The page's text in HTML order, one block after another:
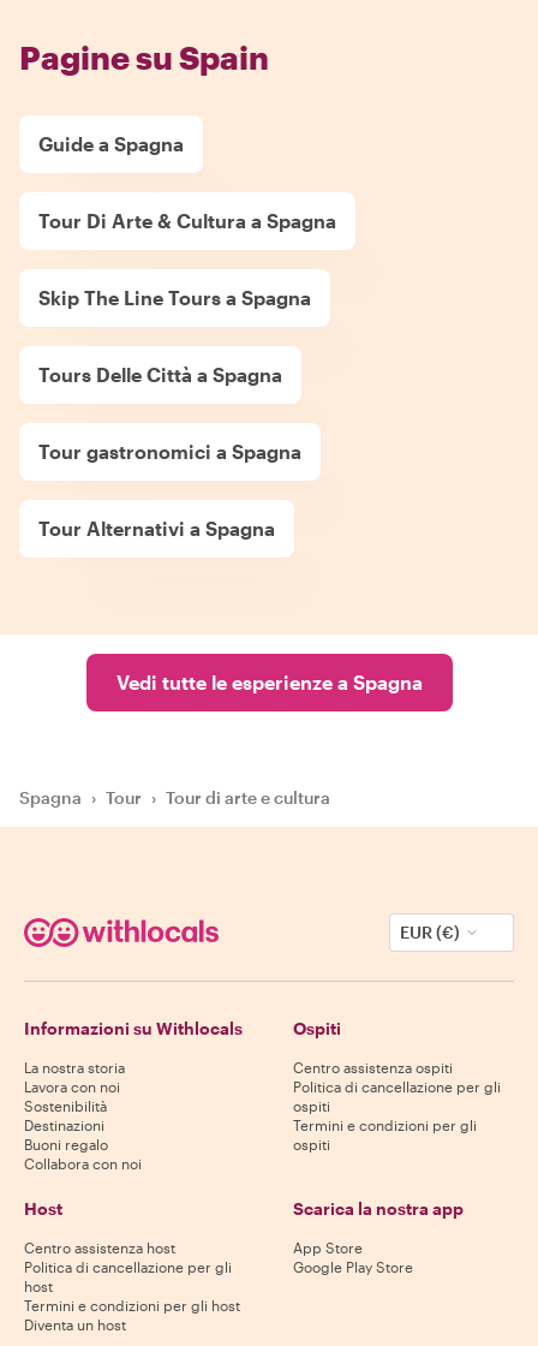
Pagine su Spain
Guide a Spagna
Tour Di Arte & Cultura a Spagna
Skip The Line Tours a Spagna
Tours Delle Città a Spagna
Tour gastronomici a Spagna
Tour Alternativi a Spagna
Vedi tutte le esperienze a Spagna
Spagna › Tour › Tour di arte e cultura
EUR (€)
Informazioni su Withlocals
La nostra storia
Lavora con noi
Sostenibilità
Destinazioni
Buoni regalo
Collabora con noi
Ospiti
Centro assistenza ospiti
Politica di cancellazione per gli
ospiti
Termini e condizioni per gli
ospiti
Host
Centro assistenza host
Politica di cancellazione per gli
host
Termini e condizioni per gli host
Diventa un host
Scarica la nostra app
App Store
Google Play Store